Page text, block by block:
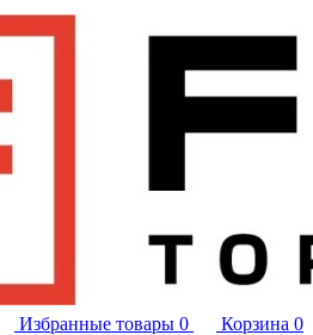
Избранные товары 0 Корзина 0